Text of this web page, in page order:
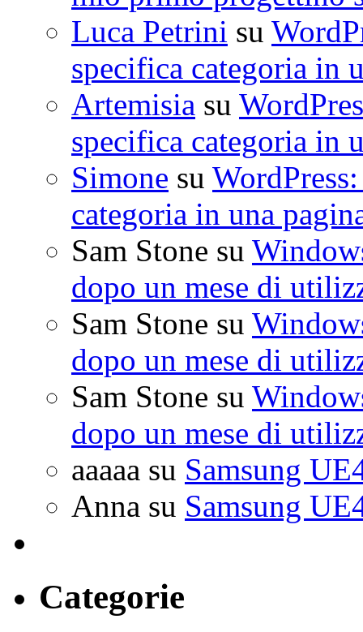
Luca Petrini su
specifica categoria in
Artemisia su
specifica categoria in
Simone su
categoria in una
Sam Stone su
dopo un mese di
Sam Stone su
dopo un mese di
Sam Stone su
dopo un mese di
aaaaa su Samsung
Anna su Samsung
Categorie